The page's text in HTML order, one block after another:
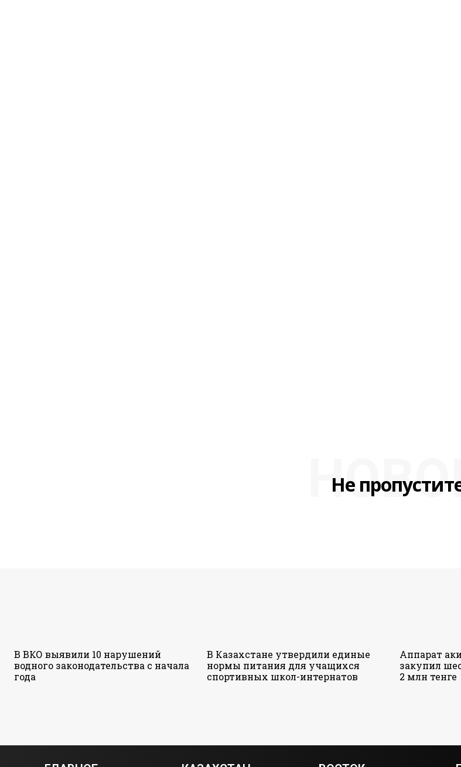
Не
В ВКО выявили 10 нарушений
водного законодательства с начала
года
В Казахстане утвердили единые
нормы питания для учащихся
спортивных школ-интернатов
Аппарат
закупил
2 млн тенге